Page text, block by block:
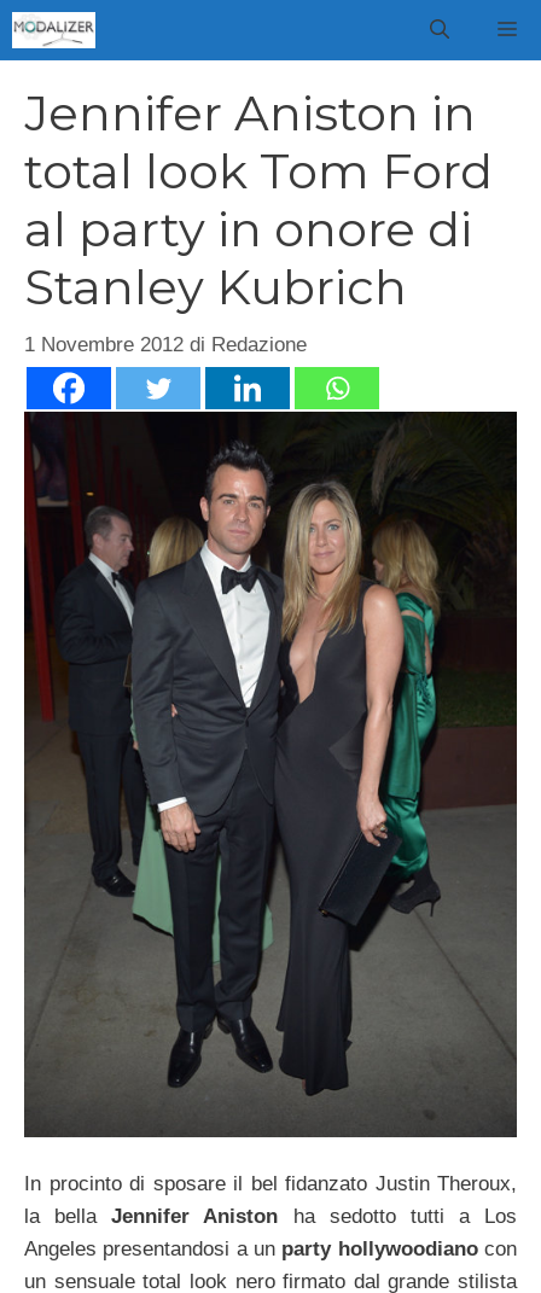
Vai
al
Jennifer Aniston in
total look Tom Ford
al party in onore di
Stanley Kubrich
1 Novembre 2012 di Redazione
In procinto di sposare il bel fidanzato Justin Theroux,
la bellaJennifer Aniston ha sedotto tutti a Los
Angeles presentandosi a un party hollywoodianocon
un sensuale total look nero firmato dal grande stilista